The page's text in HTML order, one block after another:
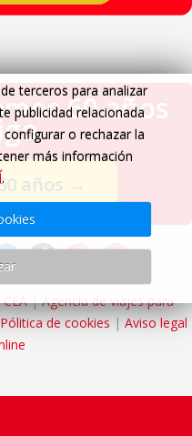
60 años
años →
|Agencia de viajes para
Pólitica de cookies | Aviso legal
terceros para analizar
publicidad relacionada
o rechazar la
más información
.